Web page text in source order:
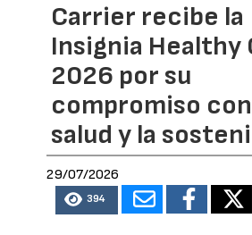
Carrier recibe la
Insignia Healthy
2026 por su
compromiso
salud y la
29/07/2026
394